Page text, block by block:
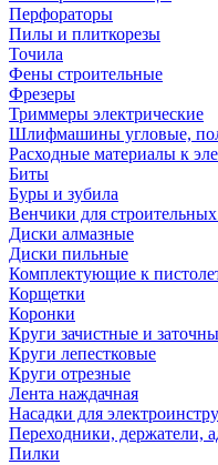
Перфораторы
Пилы и плиткорезы
Точила
Фены строительные
Фрезеры
Триммеры электрические
Шлифмашины угловые,
Расходные материалы к
Биты
Буры и зубила
Венчики для
Диски алмазные
Диски пильные
Комплектующие к
Корщетки
Коронки
Круги зачистные и
Круги лепестковые
Круги отрезные
Лента наждачная
Насадки для
Переходники, держатели,
Пилки